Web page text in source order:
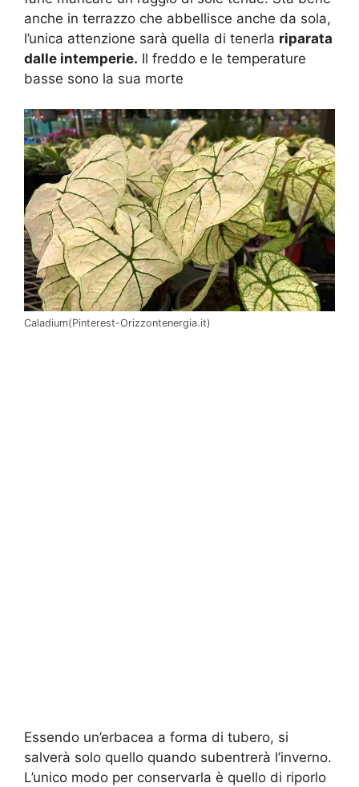
anche in terrazzo che abbellisce anche da sola,
l’unica attenzione sarà quella di tenerla riparata
dalle intemperie. Il freddo e le temperature
basse sono la sua morte
Caladium(Pinterest-Orizzontenergia.it)
Essendo un’erbacea a forma di tubero, si
salverà solo quello quando subentrerà l’inverno.
L’unico modo per conservarla è quello di riporlo